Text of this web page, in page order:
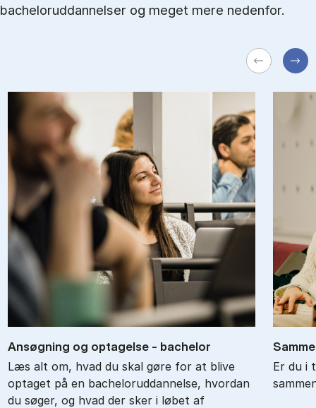
bacheloruddannelser og meget mere nedenfor.
An­søg­ning og op­ta­gel­se - ba­chel­or
Læs alt om, hvad du skal gøre for at blive
optaget på en bacheloruddannelse, hvordan
du søger, og hvad der sker i løbet af
Er du i